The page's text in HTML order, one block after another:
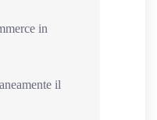
in
il